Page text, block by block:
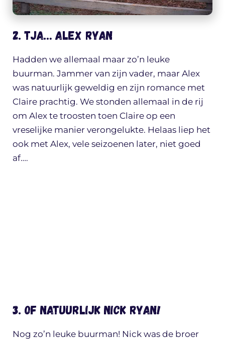
2. Tja… Alex Ryan
Hadden we allemaal maar zo’n leuke
buurman. Jammer van zijn vader, maar Alex
was natuurlijk geweldig en zijn romance met
Claire prachtig. We stonden allemaal in de rij
om Alex te troosten toen Claire op een
vreselijke manier verongelukte. Helaas liep het
ook met Alex, vele seizoenen later, niet goed
af….
3. Of natuurlijk Nick Ryan!
Nog zo’n leuke buurman! Nick was de broer